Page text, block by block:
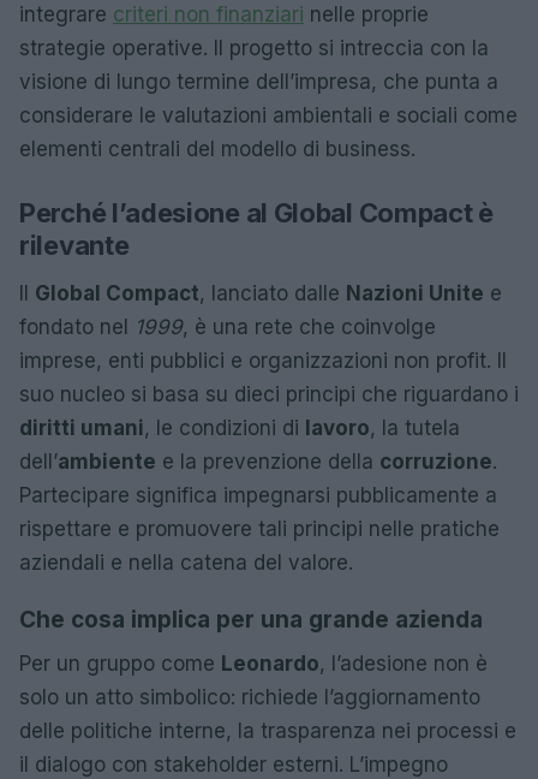
integrare criteri non finanziari nelle proprie
strategie operative. Il progetto si intreccia con la
visione di lungo termine dell’impresa, che punta a
considerare le valutazioni ambientali e sociali come
elementi centrali del modello di business.
Perché l’adesione al Global Compact è
rilevante
Il Global Compact, lanciato dalle Nazioni Unite e
fondato nel 1999, è una rete che coinvolge
imprese, enti pubblici e organizzazioni non profit. Il
suo nucleo si basa su dieci principi che riguardano i
diritti umani, le condizioni di lavoro, la tutela
dell’ambiente e la prevenzione della corruzione.
Partecipare significa impegnarsi pubblicamente a
rispettare e promuovere tali principi nelle pratiche
aziendali e nella catena del valore.
Che cosa implica per una grande azienda
Per un gruppo come Leonardo, l’adesione non è
solo un atto simbolico: richiede l’aggiornamento
delle politiche interne, la trasparenza nei processi e
il dialogo con stakeholder esterni. L’impegno